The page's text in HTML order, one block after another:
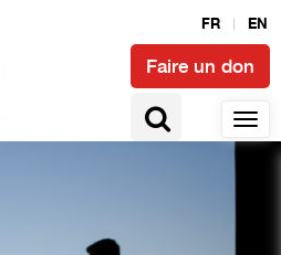
FR EN
Faire un don